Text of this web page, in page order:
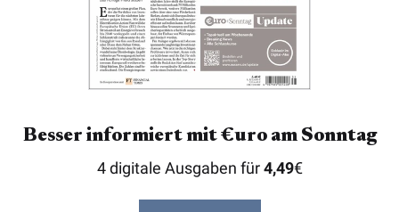
Besser informiert mit €uro am Sonntag
4 digitale Ausgaben für4,49€